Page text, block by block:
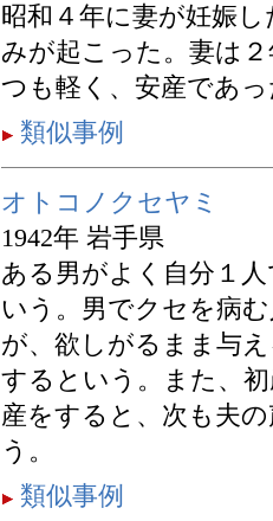
昭和４年に妻が妊娠
みが起こった。妻は
つも軽く、安産であ
類似事例
オトコノクセヤミ
1942年 岩手県
ある男がよく自分１
いう。男でクセを病
が、欲しがるまま与
するという。また、
産をすると、次も夫
う。
類似事例